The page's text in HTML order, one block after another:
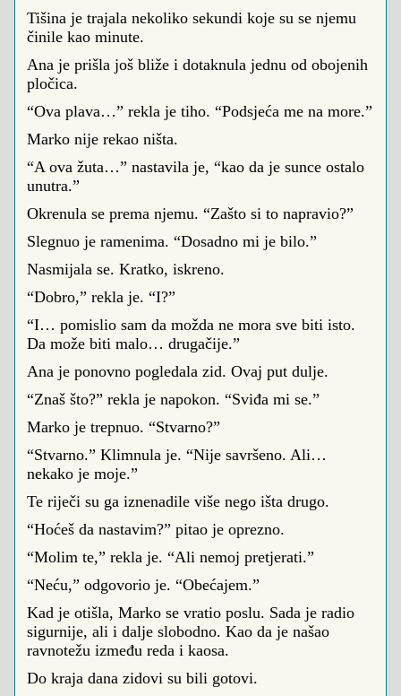
Tišina je trajala nekoliko sekundi koje su se njemu
činile kao minute.
Ana je prišla još bliže i dotaknula jednu od obojenih
pločica.
“Ova plava…” rekla je tiho. “Podsjeća me na more.”
Marko nije rekao ništa.
“A ova žuta…” nastavila je, “kao da je sunce ostalo
unutra.”
Okrenula se prema njemu. “Zašto si to napravio?”
Slegnuo je ramenima. “Dosadno mi je bilo.”
Nasmijala se. Kratko, iskreno.
“Dobro,” rekla je. “I?”
“I… pomislio sam da možda ne mora sve biti isto.
Da može biti malo… drugačije.”
Ana je ponovno pogledala zid. Ovaj put dulje.
“Znaš što?” rekla je napokon. “Sviđa mi se.”
Marko je trepnuo. “Stvarno?”
“Stvarno.” Klimnula je. “Nije savršeno. Ali…
nekako je moje.”
Te riječi su ga iznenadile više nego išta drugo.
“Hoćeš da nastavim?” pitao je oprezno.
“Molim te,” rekla je. “Ali nemoj pretjerati.”
“Neću,” odgovorio je. “Obećajem.”
Kad je otišla, Marko se vratio poslu. Sada je radio
sigurnije, ali i dalje slobodno. Kao da je našao
ravnotežu između reda i kaosa.
Do kraja dana zidovi su bili gotovi.